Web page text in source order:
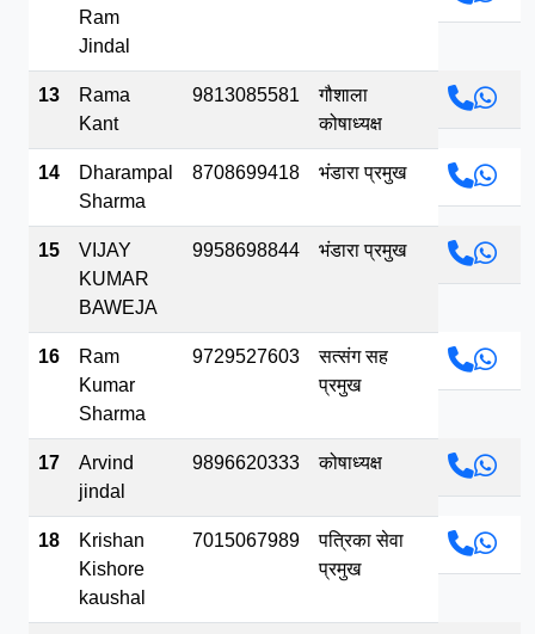
Ram
Jindal
13
Rama
Kant
9813085581
गौशाला
कोषाध्यक्ष
14
Dharampal
Sharma
8708699418 भंडारा प्रमुख
15
VIJAY
KUMAR
BAWEJA
9958698844 भंडारा प्रमुख
16
Ram
Kumar
Sharma
9729527603
सत्संग सह
प्रमुख
17
Arvind
jindal
9896620333 कोषाध्यक्ष
18
Krishan
Kishore
kaushal
7015067989
पत्रिका सेवा
प्रमुख